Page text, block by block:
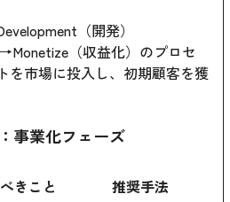
（開発）
（収益化）のプロセ
を市場に投入し、初期顧客を獲
事業化フェーズ
きこと 推奨手法